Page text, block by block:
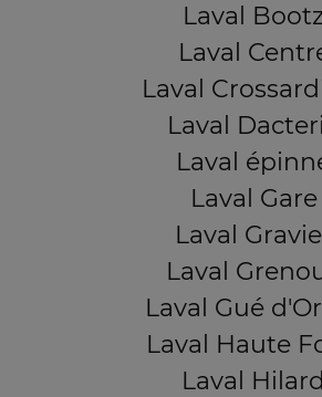
Laval
Laval
Laval
Laval
Laval
Laval Gare
Laval
Laval
Laval Gué
Laval Haute
Laval Hilard